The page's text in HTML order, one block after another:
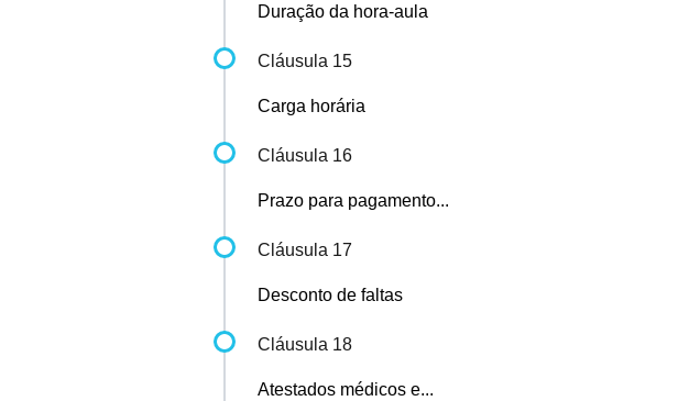
Duração da hora-aula
Cláusula 15
Carga horária
Cláusula 16
Prazo para pagamento...
Cláusula 17
Desconto de faltas
Cláusula 18
Atestados médicos e...